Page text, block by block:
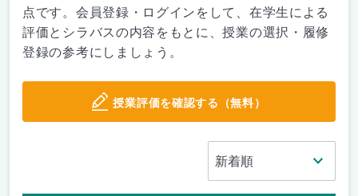
点です。会員登録・ログインをして、在学生による
評価とシラバスの内容をもとに、授業の選択・履修
登録の参考にしましょう。
授業評価を確認する（無料）